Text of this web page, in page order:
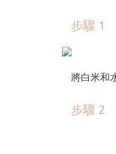
步驟 1
將白米和
步驟 2